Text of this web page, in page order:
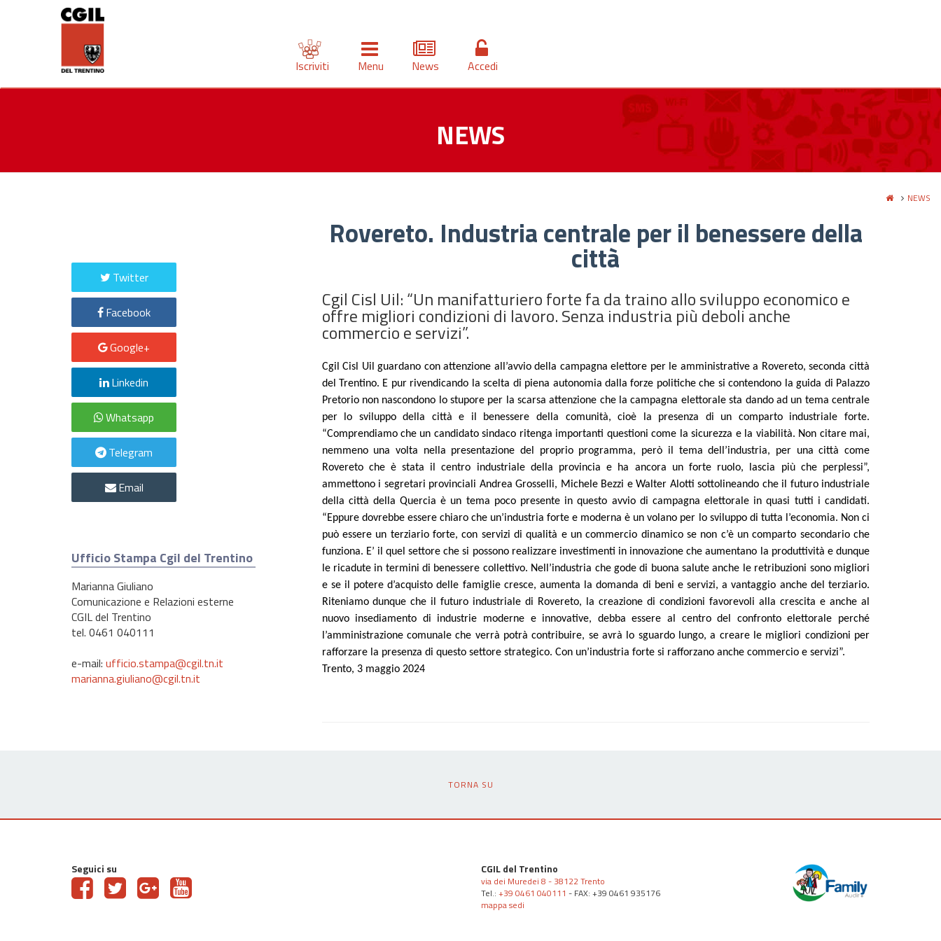
Iscriviti Menu News Accedi
NEWS
NEWS
Rovereto. Industria centrale per il benessere della
città
Cgil Cisl Uil: “Un manifatturiero forte fa da traino allo sviluppo economico e
offre migliori condizioni di lavoro. Senza industria più deboli anche
commercio e servizi”.
Cgil Cisl Uil guardano con attenzione all’avvio della campagna elettore per le amministrative a Rovereto, seconda città
del Trentino. E pur rivendicando la scelta di piena autonomia dalla forze politiche che si contendono la guida di Palazzo
Pretorio non nascondono lo stupore per la scarsa attenzione che la campagna elettorale sta dando ad un tema centrale
per lo sviluppo della città e il benessere della comunità, cioè la presenza di un comparto industriale forte.
“Comprendiamo che un candidato sindaco ritenga importanti questioni come la sicurezza e la viabilità. Non citare mai,
nemmeno una volta nella presentazione del proprio programma, però il tema dell’industria, per una città come
Rovereto che è stata il centro industriale della provincia e ha ancora un forte ruolo, lascia più che perplessi”,
ammettono i segretari provinciali Andrea Grosselli, Michele Bezzi e Walter Alotti sottolineando che il futuro industriale
della città della Quercia è un tema poco presente in questo avvio di campagna elettorale in quasi tutti i candidati.
“Eppure dovrebbe essere chiaro che un’industria forte e moderna è un volano per lo sviluppo di tutta l’economia. Non ci
può essere un terziario forte, con servizi di qualità e un commercio dinamico se non c’è un comparto secondario che
funziona. E’ il quel settore che si possono realizzare investimenti in innovazione che aumentano la produttività e dunque
le ricadute in termini di benessere collettivo. Nell’industria che gode di buona salute anche le retribuzioni sono migliori
e se il potere d’acquisto delle famiglie cresce, aumenta la domanda di beni e servizi, a vantaggio anche del terziario.
Riteniamo dunque che il futuro industriale di Rovereto, la creazione di condizioni favorevoli alla crescita e anche al
nuovo insediamento di industrie moderne e innovative, debba essere al centro del confronto elettorale perché
l’amministrazione comunale che verrà potrà contribuire, se avrà lo sguardo lungo, a creare le migliori condizioni per
rafforzare la presenza di questo settore strategico. Con un’industria forte si rafforzano anche commercio e servizi”.
Trento, 3 maggio 2024
Twitter
Facebook
Google+
Linkedin
Whatsapp
Telegram
Email
Ufficio Stampa Cgil del Trentino
Marianna Giuliano
Comunicazione e Relazioni esterne
CGIL del Trentino
tel. 0461 040111
e-mail: ufficio.stampa@cgil.tn.it
marianna.giuliano@cgil.tn.it
TORNA SU
Seguici su CGIL del Trentino
via dei Muredei 8 - 38122 Trento
Tel.: +39 0461 040111 - FAX: +39 0461 935176
mappa sedi